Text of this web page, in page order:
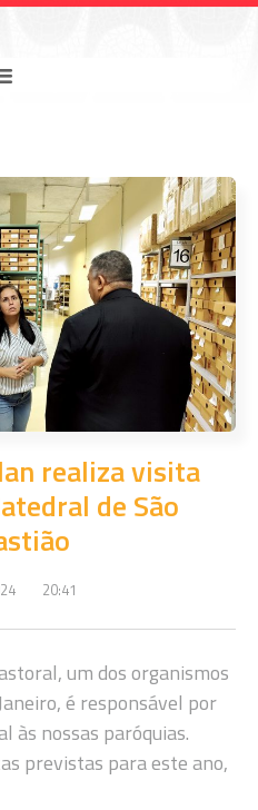
realiza visita
de São
20:41
um dos organismos
é responsável por
às nossas paróquias.
previstas para este ano,